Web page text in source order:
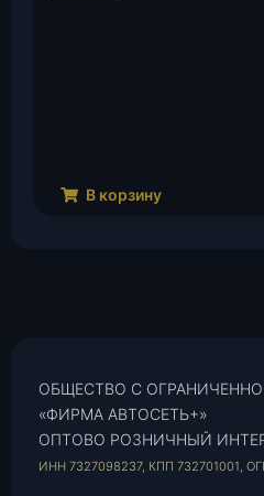
В корзину
ОБЩЕСТВО С
«ФИРМА АВТОСЕТЬ+»
ОПТОВО РОЗНИЧНЫЙ
ИНН 7327098237, КПП 732701001,